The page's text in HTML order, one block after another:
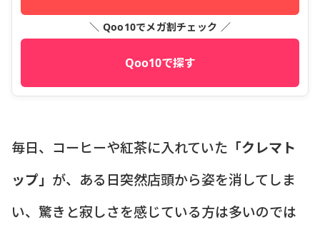
＼ Qoo10でメガ割チェック ／
Qoo10で探す
毎日、コーヒーや紅茶に入れていた 「クレマト
ップ」 が、ある日突然店頭から姿を消してしま
い、驚きと寂しさを感じている方は多いのでは